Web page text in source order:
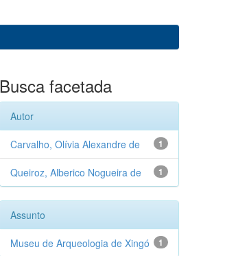
Busca facetada
Autor
1
Carvalho, Olívia Alexandre de
1
Queiroz, Alberico Nogueira de
Assunto
1
Museu de Arqueologia de Xingó